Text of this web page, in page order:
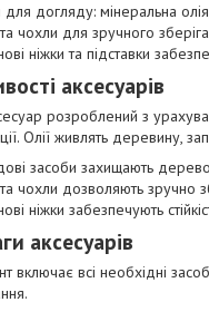
догляду: мінеральна
чохли для зручного
ніжки та підставки
аксесуарів
розроблений з
Олії живлять деревину,
засоби захищають
чохли дозволяють зручно
ніжки забезпечують
аксесуарів
включає всі необхідні